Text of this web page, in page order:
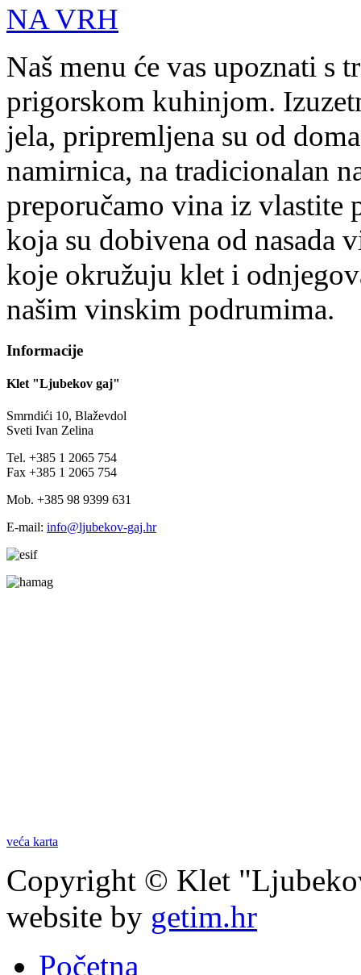
NA VRH
Naš menu će vas upoznati s
prigorskom kuhinjom.
jela, pripremljena su od
namirnica, na tradicionalan
preporučamo vina iz vlastite
koja su dobivena od nasada
koje okružuju klet i
našim vinskim podrumima.
Informacije
Klet "Ljubekov gaj"
Smrndići 10, Blaževdol
Sveti Ivan Zelina
Tel. +385 1 2065 754
Fax +385 1 2065 754
Mob. +385 98 9399 631
E-mail: info@ljubekov-gaj.hr
veća karta
Copyright © Klet
website by getim.hr
Početna